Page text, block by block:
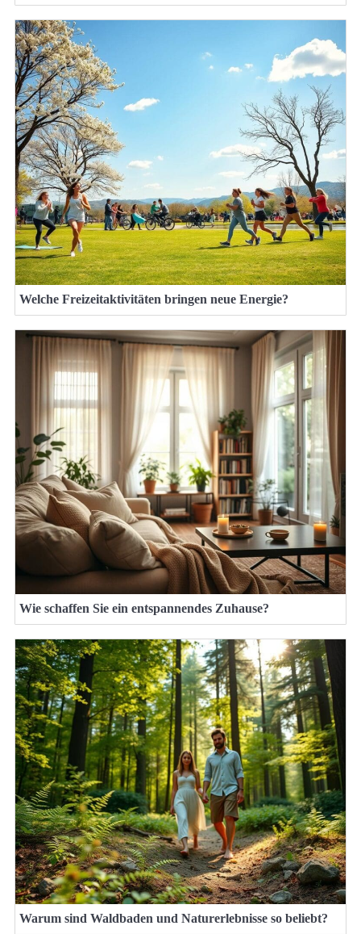
Welche Freizeitaktivitäten bringen neue Energie?
Wie schaffen Sie ein entspannendes Zuhause?
Warum sind Waldbaden und Naturerlebnisse so beliebt?